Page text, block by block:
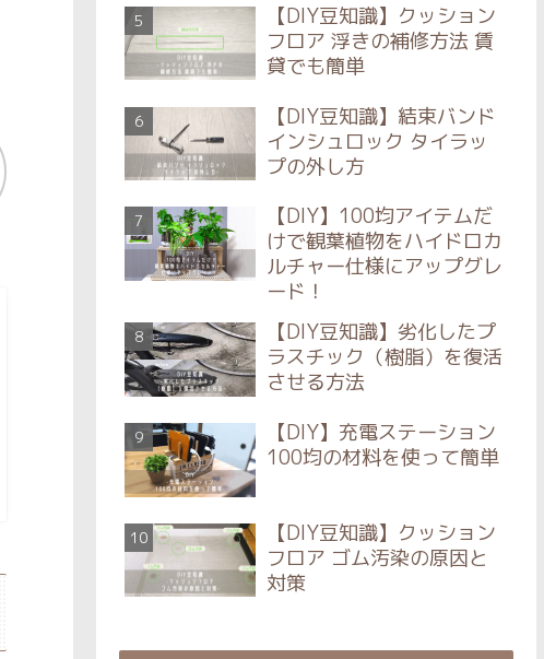
【DIY豆知識】クッション
フロア 浮きの補修方法 賃
貸でも簡単
【DIY豆知識】結束バンド
インシュロック タイラッ
プの外し方
【DIY】100均アイテムだ
けで観葉植物をハイドロカ
ルチャー仕様にアップグレ
ード！
【DIY豆知識】劣化したプ
ラスチック（樹脂）を復活
させる方法
【DIY】充電ステーション
100均の材料を使って簡単
【DIY豆知識】クッション
フロア ゴム汚染の原因と
対策